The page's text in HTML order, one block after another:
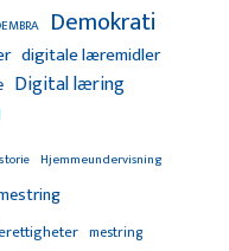
Demokrati
digitale læremidler
Digital læring
Hjemmeundervisning
mestring